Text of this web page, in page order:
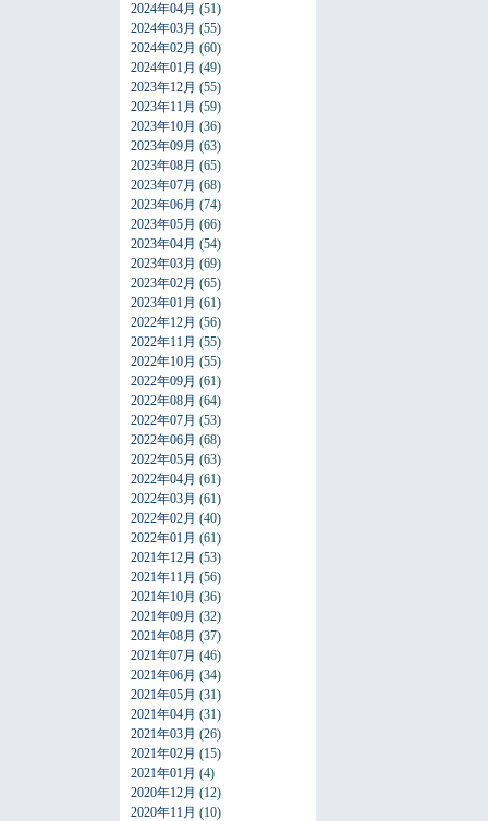
2024年04月 (51)
2024年03月 (55)
2024年02月 (60)
2024年01月 (49)
2023年12月 (55)
2023年11月 (59)
2023年10月 (36)
2023年09月 (63)
2023年08月 (65)
2023年07月 (68)
2023年06月 (74)
2023年05月 (66)
2023年04月 (54)
2023年03月 (69)
2023年02月 (65)
2023年01月 (61)
2022年12月 (56)
2022年11月 (55)
2022年10月 (55)
2022年09月 (61)
2022年08月 (64)
2022年07月 (53)
2022年06月 (68)
2022年05月 (63)
2022年04月 (61)
2022年03月 (61)
2022年02月 (40)
2022年01月 (61)
2021年12月 (53)
2021年11月 (56)
2021年10月 (36)
2021年09月 (32)
2021年08月 (37)
2021年07月 (46)
2021年06月 (34)
2021年05月 (31)
2021年04月 (31)
2021年03月 (26)
2021年02月 (15)
2021年01月 (4)
2020年12月 (12)
2020年11月 (10)